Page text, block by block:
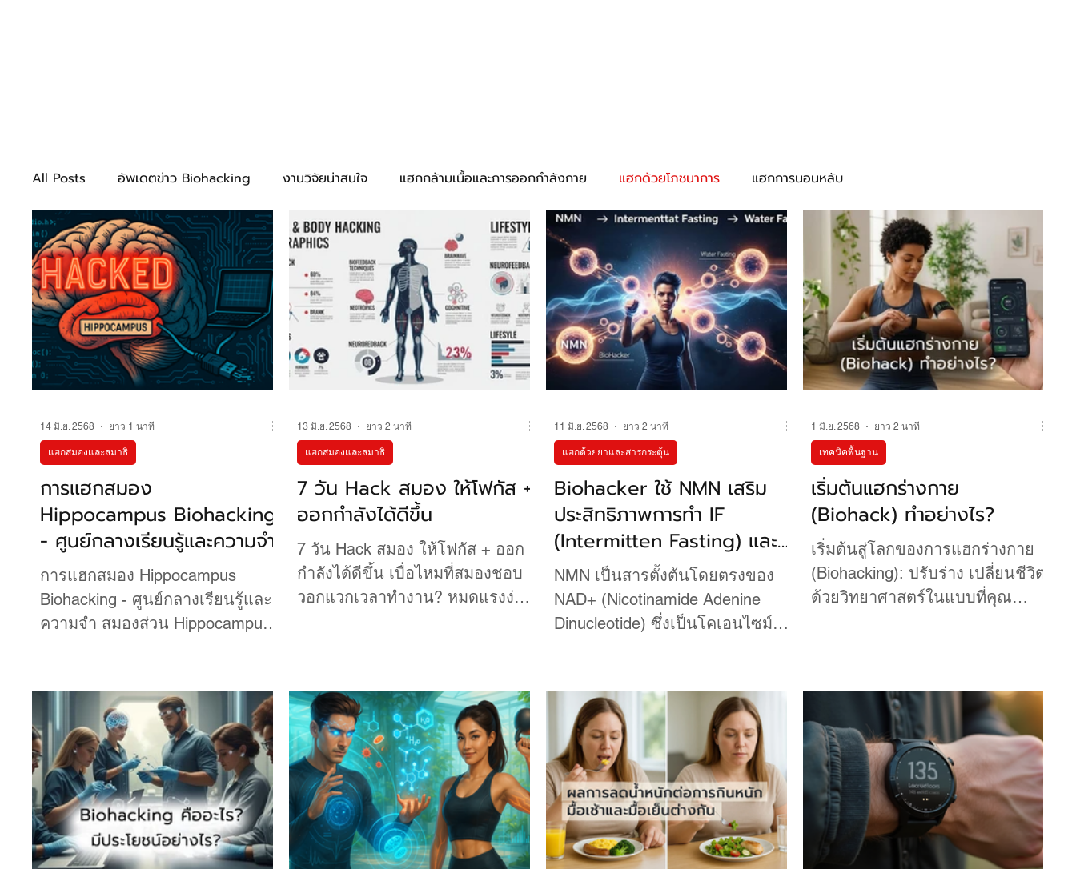
All Posts อัพเดตข่าว Biohacking งานวิจัยน่าสนใจ แฮกกล้ามเนื้อและการออกกำลังกาย แฮกด้วยโภชนาการ แฮกการนอนหลับ
การชะลอวัยและเสริมความงามจากภายใน แฮกสมองและสมาธิ การแฮกด้วยเทคโนโลยี่ แฮกด้วยยาและสารกระตุ้น แฮกฮอร์โมน แฮกพันธุกรรม
ความรู้พื้นฐาน เทคนิคพื้นฐาน เทคนิคก้าวหน้า
การแฮกสมอง
Hippocampus Biohacking
- ศูนย์กลางเรียนรู้และความจำ
การแฮกสมอง Hippocampus
Biohacking - ศูนย์กลางเรียนรู้และ
ความจำ สมองส่วน Hippocampus
แฮกสมองและสมาธิ
14 มิ.ย. 2568 ยาว 1 นาที
7 วัน Hack สมอง ให้โฟกัส +
ออกกำลังได้ดีขึ้น
7 วัน Hack สมอง ให้โฟกัส + ออก
กำลังได้ดีขึ้น เบื่อไหมที่สมองชอบ
วอกแวกเวลาทำงาน? หมดแรงง่าย
แฮกสมองและสมาธิ
13 มิ.ย. 2568 ยาว 2 นาที
Biohacker ใช้ NMN เสริม
ประสิทธิภาพการทำ IF
(Intermitten Fasting) และ
Water Fasting เพื่อการชะลอ
วัย
NMN เป็นสารตั้งต้นโดยตรงของ
NAD+ (Nicotinamide Adenine
Dinucleotide) ซึ่งเป็นโคเอนไซม์ที่มี
ใน Biohacker ใช้ NMN เสริมการ
ทำ IF และ Water Fasting เป็นรูป
แบบการจำกัดเวลาการกินอาหาร
(Time-Restricted Eating) ที่มีงาน
วิจัยจำนวนมากชี้ให้เห็นถึง
ประโยชน์ต่อสุขภาพและการชะลอ
วัย
แฮกด้วยยาและสารกระตุ้น
11 มิ.ย. 2568 ยาว 2 นาที
เริ่มต้นแฮกร่างกาย
(Biohack) ทำอย่างไร?
เริ่มต้นสู่โลกของการแฮกร่างกาย
(Biohacking): ปรับร่าง เปลี่ยนชีวิต
ด้วยวิทยาศาสตร์ในแบบที่คุณ
เทคนิคพื้นฐาน
1 มิ.ย. 2568 ยาว 2 นาที